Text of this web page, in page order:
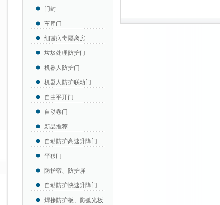
门封
车库门
细菌病毒隔离房
垃圾处理防护门
机器人防护门
机器人防护联动门
自由平开门
自动卷门
新品推荐
自动防护高速升降门
平移门
防护帘、防护屏
自动防护快速升降门
焊接防护板、防弧光板